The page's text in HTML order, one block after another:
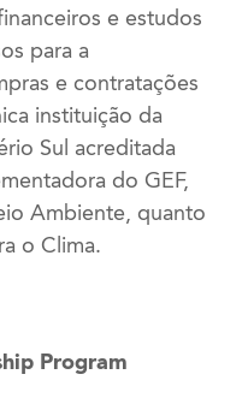
e estudos
para a
e contratações
instituição da
Sul acreditada
do GEF,
Ambiente, quanto
o Clima.
Program